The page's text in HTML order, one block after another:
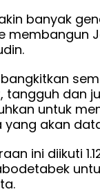
banyak
membangun
tangguh dan
untuk
yang akan
ini diikuti